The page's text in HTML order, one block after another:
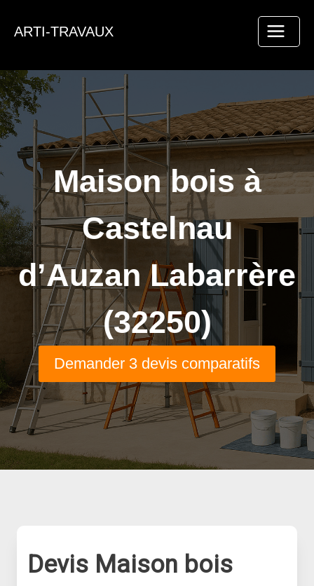
ARTI-TRAVAUX
Maison bois à
Castelnau
d’Auzan Labarrère
(32250)
Demander 3 devis comparatifs
Devis Maison bois